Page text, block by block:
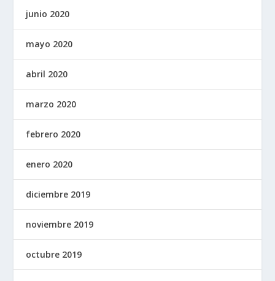
junio 2020
mayo 2020
abril 2020
marzo 2020
febrero 2020
enero 2020
diciembre 2019
noviembre 2019
octubre 2019